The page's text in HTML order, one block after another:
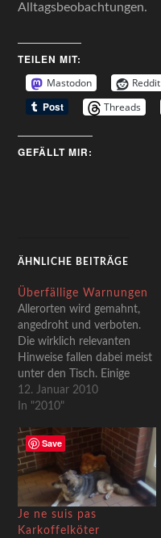
Alltagsbeobachtungen.
TEILEN MIT:
Mastodon Reddit
Threads
GEFÄLLT MIR:
ÄHNLICHE BEITRÄGE
Überfällige Warnungen
Allerorten wird gemahnt,
angedroht und verboten.
Die wirklich relevanten
Hinweise fallen dabei meist
unter den Tisch. Einige
umtriebige Vorschläge,
welche diesem Missstand
finden sich auf rebelart.net.
Danke hierfür!
12. Januar 2010
In "2010"
Je ne suis pas
Karkoffelköter
Save